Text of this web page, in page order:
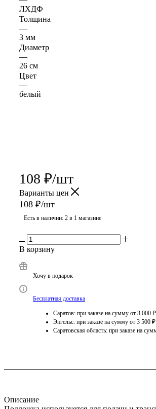
—
ЛХДФ
Толщина
—
3 мм
Диаметр
—
26 см
Цвет
—
108₽/шт
Варианты цен
108
Саратов: при заказе на сумму от 3 000 ₽
Энгельс: при заказе на сумму от 3 500 ₽